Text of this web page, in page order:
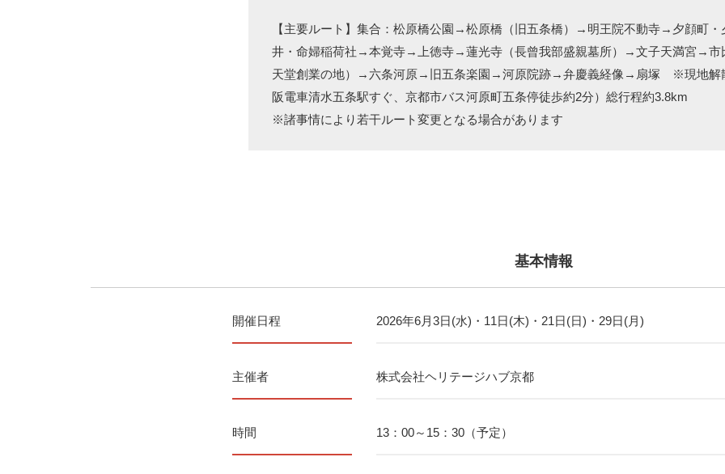
【主要ルート】集合：松原橋公園→松原橋（旧五条橋）→明王院不動寺→夕顔町
井・命婦稲荷社→本覚寺→上徳寺→蓮光寺（長曾我部盛親墓所）→文子天満宮→市
天堂創業の地）→六条河原→旧五条楽園→河原院跡→弁慶義経像→扇塚 ※現地解
阪電車清水五条駅すぐ、京都市バス河原町五条停徒歩約2分）総行程約3.8km
※諸事情により若干ルート変更となる場合があります
基本情報
開催日程 2026年6月3日(水)・11日(木)・21日(日)・29日(月)
主催者 株式会社ヘリテージハブ京都
時間 13：00～15：30（予定）